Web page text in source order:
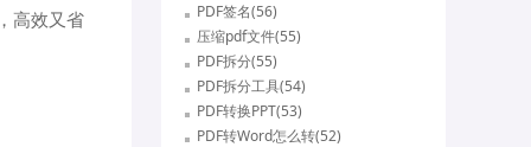
高效又省
PDF签名(56)
压缩pdf文件(55)
PDF拆分(55)
PDF拆分工具(54)
PDF转换PPT(53)
PDF转Word怎么转(52)